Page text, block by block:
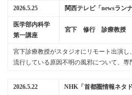
2026.5.25 関西テレビ「newsランナ
医学部内科学
第一講座
宮下 修行 診療教授
宮下診療教授がスタジオにリモート出演し
流行している原因不明の風邪について、専
2026.5.22 NHK「首都圏情報ネタド